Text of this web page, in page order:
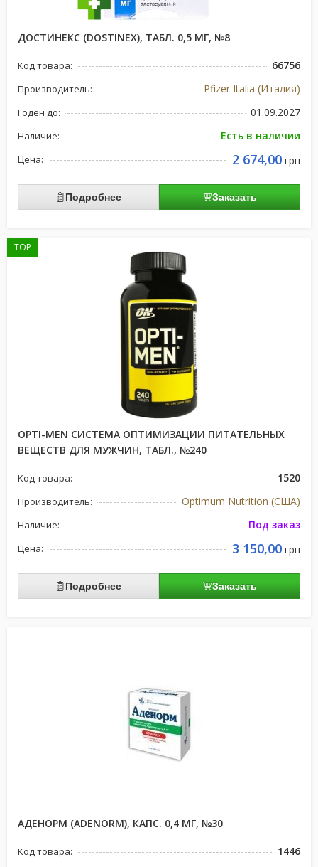
ДОСТИНЕКС (DOSTINEX), ТАБЛ. 0,5 МГ, №8
Код товара: 66756
Производитель: Pfizer Italia (Италия)
Годен до: 01.09.2027
Наличие: Есть в наличии
Цена: 2 674,00 грн
Подробнее Заказать
TOP
OPTI-MEN СИСТЕМА ОПТИМИЗАЦИИ ПИТАТЕЛЬНЫХ
ВЕЩЕСТВ ДЛЯ МУЖЧИН, ТАБЛ., №240
Код товара: 1520
Производитель: Optimum Nutrition (США)
Наличие: Под заказ
Цена: 3 150,00 грн
Подробнее Заказать
АДЕНОРМ (ADENORM), КАПС. 0,4 МГ, №30
Код товара: 1446